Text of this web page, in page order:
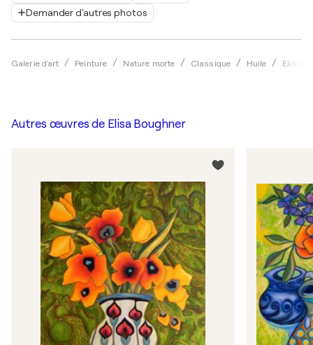
Demander d'autres photos
Galerie d'art Peinture Nature morte Classique Huile Elisa
Autres œuvres de Elisa Boughner